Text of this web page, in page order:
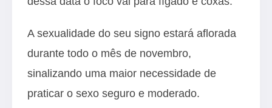
A sexualidade do seu signo estará aflorada
durante todo o mês de novembro,
sinalizando uma maior necessidade de
praticar o sexo seguro e moderado.